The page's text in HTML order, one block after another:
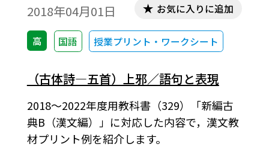
2018年04月01日
高 国語 授業プリント・ワークシート
お気に入りに追加
（古体詩―五首）上邪／語句と表現
2018～2022年度用教科書（329）「新編古
典B（漢文編）」に対応した内容で，漢文教
材プリント例を紹介します。